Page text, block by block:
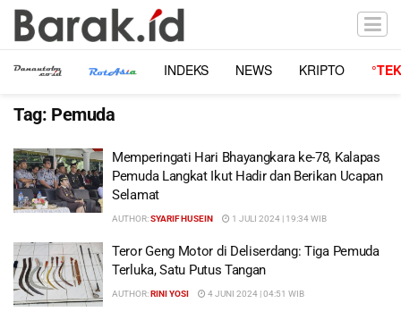
INDEKS NEWS KRIPTO
Tag: Pemuda
Memperingati Hari Bhayangkara ke-78, Kalapas
Pemuda Langkat Ikut Hadir dan Berikan Ucapan
Selamat
AUTHOR:SYARIF HUSEIN 1 JULI 2024 | 19:34 WIB
Teror Geng Motor di Deliserdang: Tiga Pemuda
Terluka, Satu Putus Tangan
AUTHOR:RINI YOSI 4 JUNI 2024 | 04:51 WIB